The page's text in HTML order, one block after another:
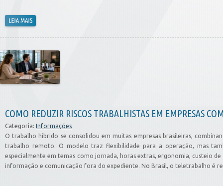
COMO REDUZIR RISCOS TRABALHISTAS EM EMPRESAS
Categoria: Informações
O trabalho híbrido se consolidou em muitas empresas brasileiras,
trabalho remoto. O modelo traz flexibilidade para a operação, mas
especialmente em temas como jornada, horas extras, ergonomia, custeio de
informação e comunicação fora do expediente. No Brasil, o teletrabalho é